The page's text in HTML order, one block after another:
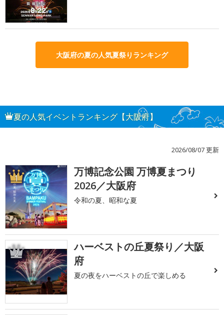
大阪府の夏の人気夏祭りランキング
夏の人気イベントランキング【大阪府】
2026/08/07 更新
1
万博記念公園 万博夏まつり
2026／大阪府
令和の夏、昭和な夏
2
ハーベストの丘夏祭り／大阪
府
夏の夜をハーベストの丘で楽しめる